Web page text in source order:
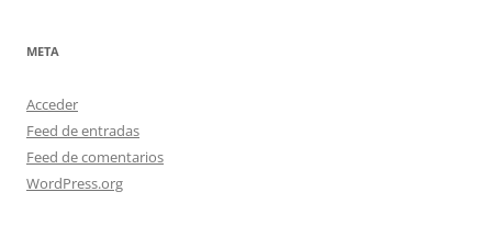
META
Acceder
Feed de entradas
Feed de comentarios
WordPress.org